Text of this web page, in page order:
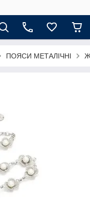
ПОЯСИ МЕТАЛІЧНІ